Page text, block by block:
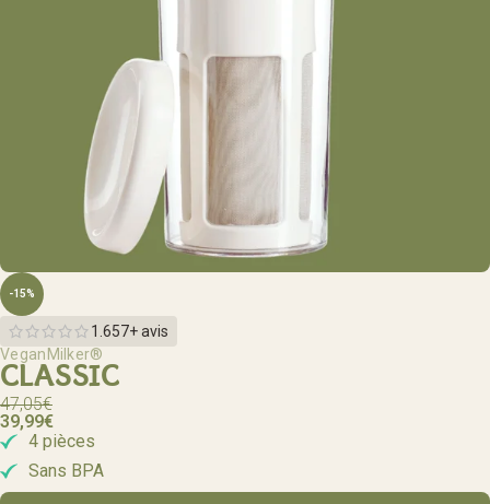
-15%
1.657+ avis
VeganMilker®
CLASSIC
47,05€
39,99€
4 pièces
Sans BPA